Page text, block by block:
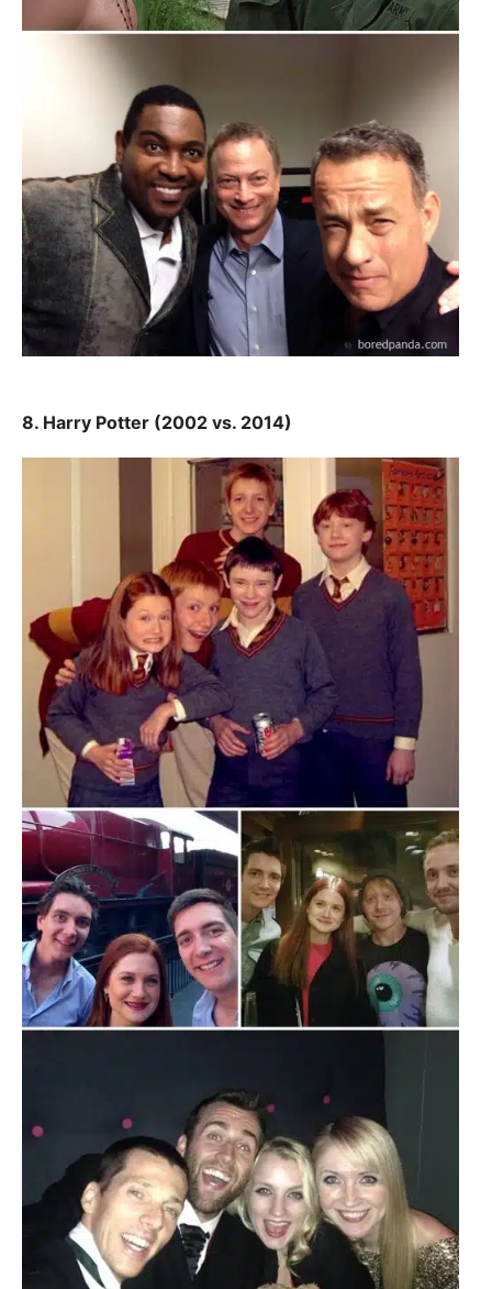
8. Harry Potter (2002 vs. 2014)